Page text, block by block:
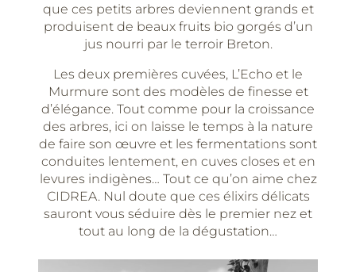
que ces petits arbres deviennent grands et
produisent de beaux fruits bio gorgés d’un
jus nourri par le terroir Breton.
Les deux premières cuvées, L’Echo et le
Murmure sont des modèles de finesse et
d’élégance. Tout comme pour la croissance
des arbres, ici on laisse le temps à la nature
de faire son œuvre et les fermentations sont
conduites lentement, en cuves closes et en
levures indigènes… Tout ce qu’on aime chez
CIDREA. Nul doute que ces élixirs délicats
sauront vous séduire dès le premier nez et
tout au long de la dégustation…